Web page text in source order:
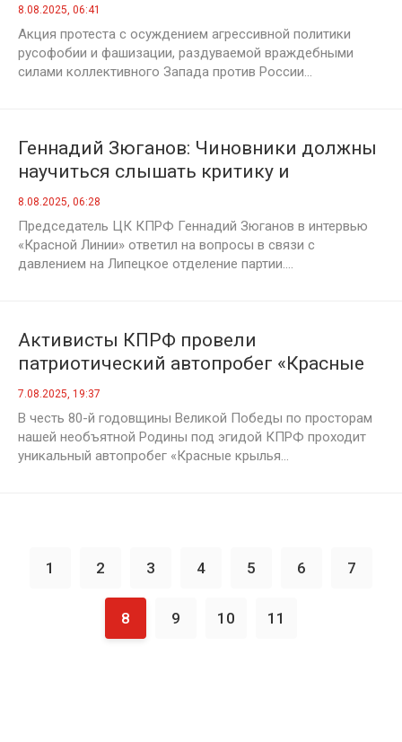
8.08.2025, 06:41
Акция протеста с осуждением агрессивной политики
русофобии и фашизации, раздуваемой враждебными
силами коллективного Запада против России...
Геннадий Зюганов: Чиновники должны
научиться слышать критику и
исправляться
8.08.2025, 06:28
Председатель ЦК КПРФ Геннадий Зюганов в интервью
«Красной Линии» ответил на вопросы в связи с
давлением на Липецкое отделение партии....
Активисты КПРФ провели
патриотический автопробег «Красные
крылья Победы» в Селижаровском
округе Тверской области
7.08.2025, 19:37
В честь 80-й годовщины Великой Победы по просторам
нашей необъятной Родины под эгидой КПРФ проходит
уникальный автопробег «Красные крылья...
1 2 3 4 5 6 7
8 9 10 11